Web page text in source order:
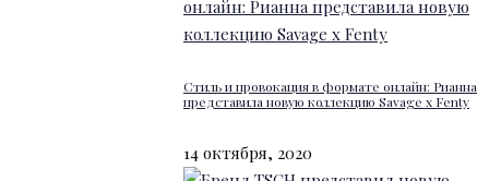
Стиль и провокация в формате онлайн: Рианна
представила новую коллекцию Savage x Fenty
14 октября, 2020